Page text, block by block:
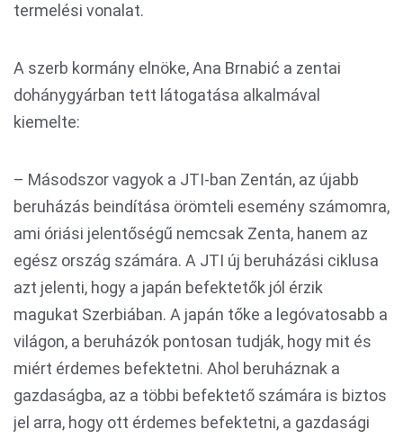
termelési vonalat.
A szerb kormány elnöke, Ana Brnabić a zentai
dohánygyárban tett látogatása alkalmával
kiemelte:
– Másodszor vagyok a JTI-ban Zentán, az újabb
beruházás beindítása örömteli esemény számomra,
ami óriási jelentőségű nemcsak Zenta, hanem az
egész ország számára. A JTI új beruházási ciklusa
azt jelenti, hogy a japán befektetők jól érzik
magukat Szerbiában. A japán tőke a legóvatosabb a
világon, a beruházók pontosan tudják, hogy mit és
miért érdemes befektetni. Ahol beruháznak a
gazdaságba, az a többi befektető számára is biztos
jel arra, hogy ott érdemes befektetni, a gazdasági